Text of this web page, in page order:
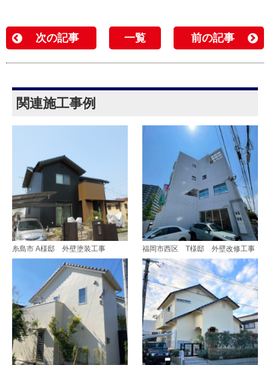
次の記事 一覧 前の記事
関連施工事例
糸島市 A様邸 外壁塗装工事 福岡市西区 T様邸 外壁改修工事